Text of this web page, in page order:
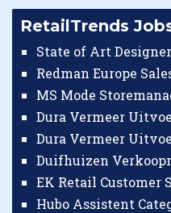
RetailTrends
State of Art Designer
Redman Europe
MS Mode
Dura Vermeer
Dura Vermeer
Duifhuizen
EK Retail Customer
Hubo Assistent